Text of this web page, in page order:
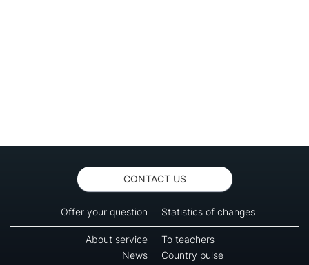
CONTACT US
Offer your question Statistics of changes
About service
To teachers
News
Country pulse